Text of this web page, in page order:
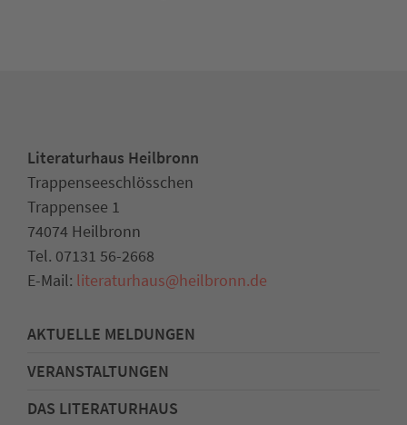
Literaturhaus Heilbronn
Trappenseeschlösschen
Trappensee 1
74074 Heilbronn
Tel. 07131 56-2668
E-Mail: literaturhaus@heilbronn.de
AKTUELLE MELDUNGEN
VERANSTALTUNGEN
DAS LITERATURHAUS